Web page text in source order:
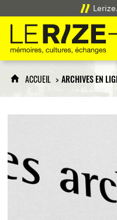
Le Rize+
mémoires,
ACCUEIL ARCHIVES EN